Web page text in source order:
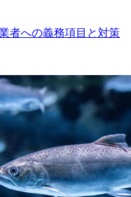
者への義務項目と対策